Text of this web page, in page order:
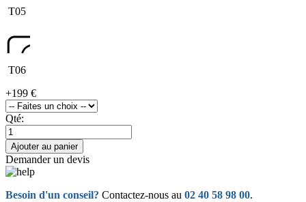
T05
T06
+199 €
Qté:
Ajouter au panier
Demander un devis
Besoin d'un conseil? Contactez-nous au 02 40 58 98 00.